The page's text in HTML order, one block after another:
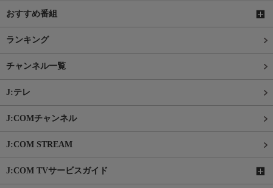
おすすめ番組
ランキング
チャンネル一覧
J:テレ
J:COMチャンネル
J:COM STREAM
J:COM TVサービスガイド